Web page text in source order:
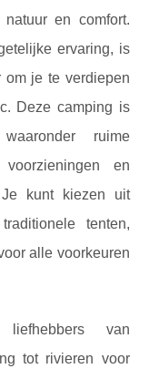
en comfort.
ervaring, is
om je te verdiepen
Deze camping is
ruime
voorzieningen en
Je kunt kiezen uit
tenten,
alle voorkeuren
van
tot rivieren voor